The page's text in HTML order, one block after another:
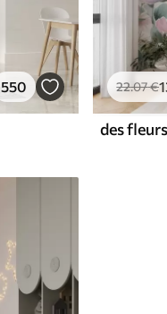
550 22.07€
des